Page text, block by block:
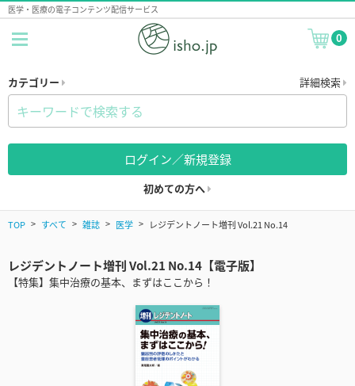
医学・医療の電子コンテンツ配信サービス
0
カテゴリー 詳細検索
ログイン／新規登録
初めての方へ
TOP すべて 雑誌 医学 レジデントノート増刊 Vol.21 No.14
レジデントノート増刊 Vol.21 No.14【電子版】
【特集】集中治療の基本、まずはここから！